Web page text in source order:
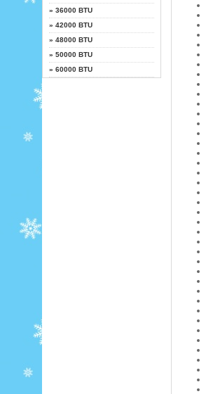
» 36000 BTU
» 42000 BTU
» 48000 BTU
» 50000 BTU
» 60000 BTU